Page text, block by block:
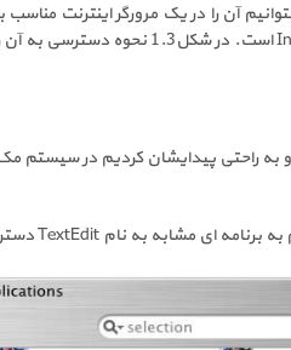
را در یک مرورگر اینترنت مناسب
است. در شکل1.3 نحوه
به راحتی پیدایشان کردیم در سیستم
برنامه ای مشابه به نام TextEdit